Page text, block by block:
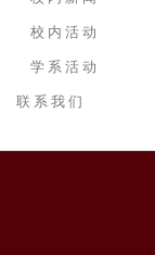
校 内 活 动
学 系 活 动
联 系 我 们